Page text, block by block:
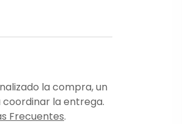
la compra, un
la entrega.
Frecuentes.